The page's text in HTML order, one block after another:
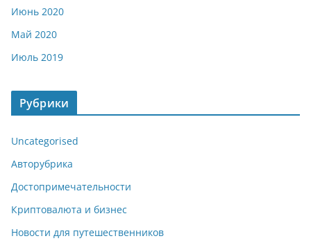
Июнь 2020
Май 2020
Июль 2019
Рубрики
Uncategorised
Авторубрика
Достопримечательности
Криптовалюта и бизнес
Новости для путешественников